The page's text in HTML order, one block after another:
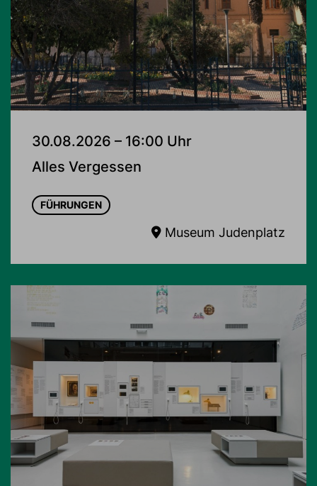
30.08.2026 – 16:00 Uhr
Alles Vergessen
FÜHRUNGEN
Museum Judenplatz